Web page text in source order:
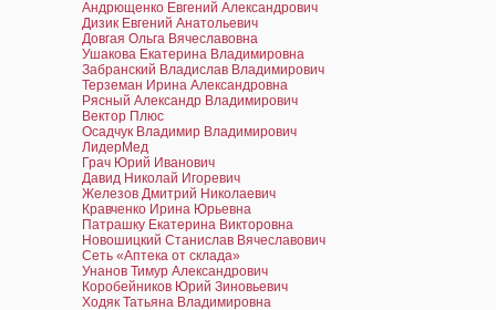
Андрющенко Евгений Александрович
Дизик Евгений Анатольевич
Довгая Ольга Вячеславовна
Ушакова Екатерина Владимировна
Забранский Владислав Владимирович
Терземан Ирина Александровна
Рясный Александр Владимирович
Вектор Плюс
Осадчук Владимир Владимирович
ЛидерМед
Грач Юрий Иванович
Давид Николай Игоревич
Железов Дмитрий Николаевич
Кравченко Ирина Юрьевна
Патрашку Екатерина Викторовна
Новошицкий Станислав Вячеславович
Сеть «Аптека от склада»
Унанов Тимур Александрович
Коробейников Юрий Зиновьевич
Ходяк Татьяна Владимировна